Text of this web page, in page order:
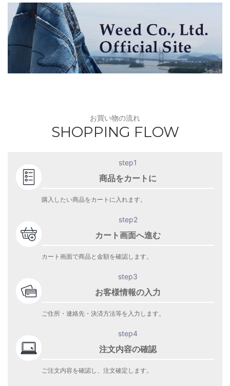
お買い物の流れ
SHOPPING FLOW
step1
商品をカートに
購入したい商品をカートに入れます。
step2
カート画面へ進む
カート画面で商品と金額を確認します。
step3
お客様情報の入力
ご住所・連絡先・決済方法等を入力します。
step4
注文内容の確認
ご注文内容を確認し、注文確定します。